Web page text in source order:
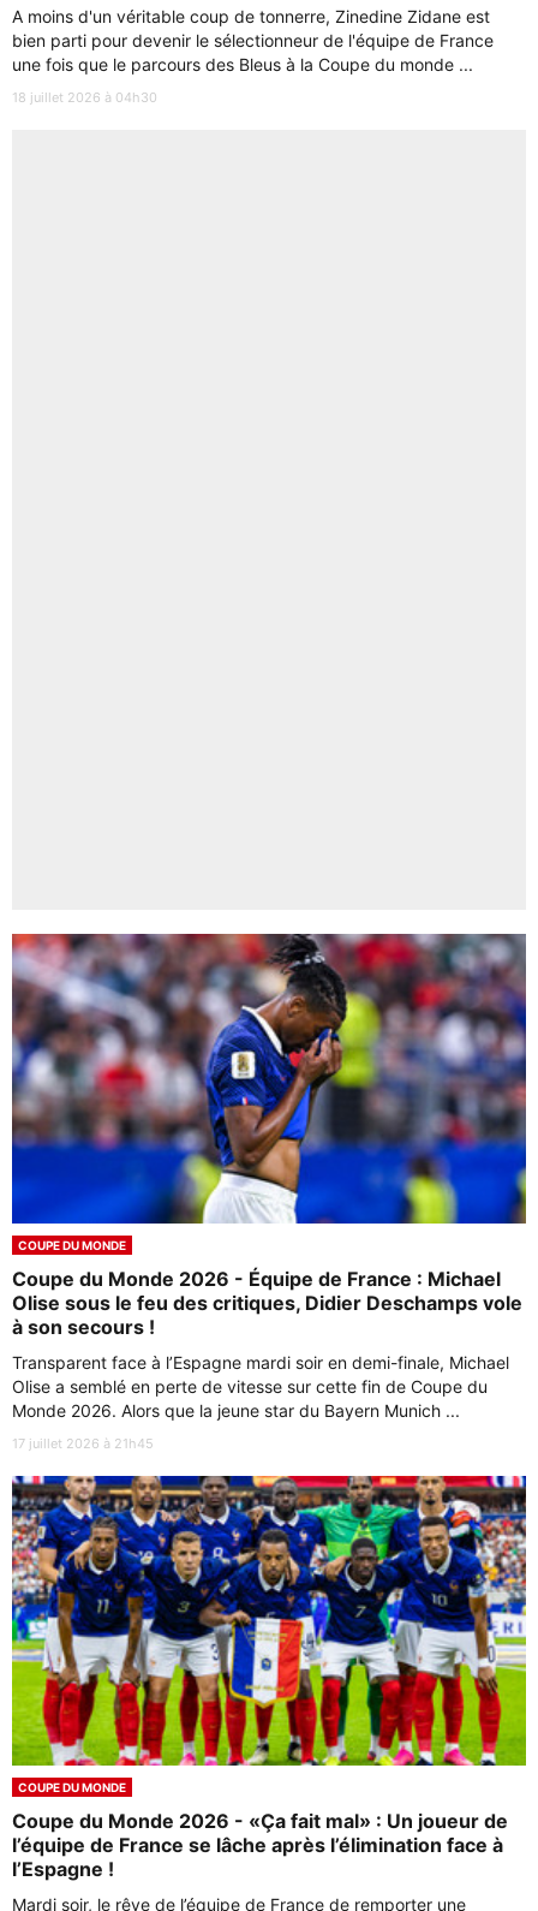
A moins d'un véritable coup de tonnerre, Zinedine Zidane est
bien parti pour devenir le sélectionneur de l'équipe de France
une fois que le parcours des Bleus à la Coupe du monde ...
18 juillet 2026 à 04h30
COUPE DU MONDE
Coupe du Monde 2026 - Équipe de France : Michael
Olise sous le feu des critiques, Didier Deschamps vole
à son secours !
Transparent face à l’Espagne mardi soir en demi-finale, Michael
Olise a semblé en perte de vitesse sur cette fin de Coupe du
Monde 2026. Alors que la jeune star du Bayern Munich ...
17 juillet 2026 à 21h45
COUPE DU MONDE
Coupe du Monde 2026 - «Ça fait mal» : Un joueur de
l’équipe de France se lâche après l’élimination face à
l’Espagne !
Mardi soir, le rêve de l’équipe de France de remporter une